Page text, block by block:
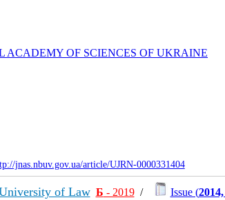
ACADEMY OF SCIENCES OF UKRAINE
jnas.nbuv.gov.ua/article/UJRN-0000331404
of Law Б - 2019/ Issue (